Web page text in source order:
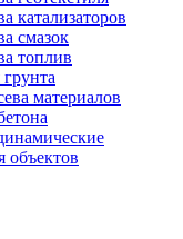
катализаторов
смазок
топлив
материалов
объектов